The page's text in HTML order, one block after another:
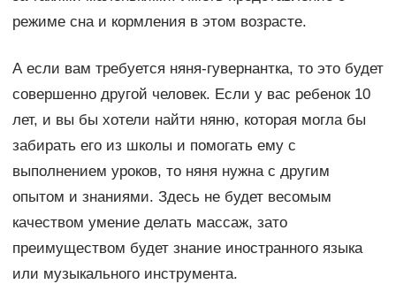
режиме сна и кормления в этом возрасте.
А если вам требуется няня-гувернантка, то это будет
совершенно другой человек. Если у вас ребенок 10
лет, и вы бы хотели найти няню, которая могла бы
забирать его из школы и помогать ему с
выполнением уроков, то няня нужна с другим
опытом и знаниями. Здесь не будет весомым
качеством умение делать массаж, зато
преимуществом будет знание иностранного языка
или музыкального инструмента.